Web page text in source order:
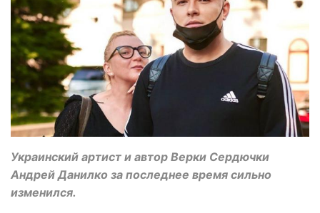
Украинский артист и автор Верки Сердючки
Андрей Данилко за последнее время сильно
изменился.